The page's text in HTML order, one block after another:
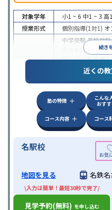
続き
対象学年 小1 ~ 6 中1 ~ 3 高
授業形式
個別指導(1対1) オ
中学受験高校受験
テスト対策
内申
(旧AO)対策推薦
私大対策共
特徴
中高一貫校生に対
オンライン対応
子どもに対応
近くの
塾の特徴
こんな
おす
コース内容
コース
名駅校
地図を見る 名鉄
\入力は簡単！最短30秒で完了/
見学予約(無料) を申し込む